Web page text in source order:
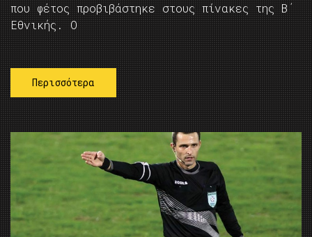
που φέτος προβιβάστηκε στους πίνακες της Β΄
Εθνικής. Ο
Περισσότερα